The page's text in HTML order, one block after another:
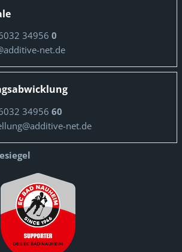
34956 0
net.de
34956 60
net.de